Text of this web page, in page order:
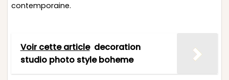
contemporaine.
Voir cette article decoration
studio photo style boheme